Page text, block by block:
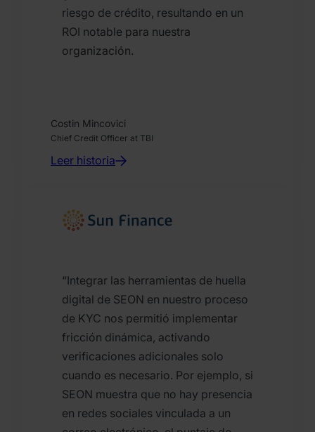
riesgo de crédito, resultando en un
ROI notable para nuestra
organización.
Costin Mincovici
Chief Credit Officer at TBI
Leer historia
“Integrar las herramientas de huella
digital de SEON en nuestro proceso
de KYC nos permitió implementar
fricción dinámica, activando
verificaciones adicionales solo
cuando es necesario. Por ejemplo, si
SEON muestra que no hay presencia
en redes sociales vinculada a un